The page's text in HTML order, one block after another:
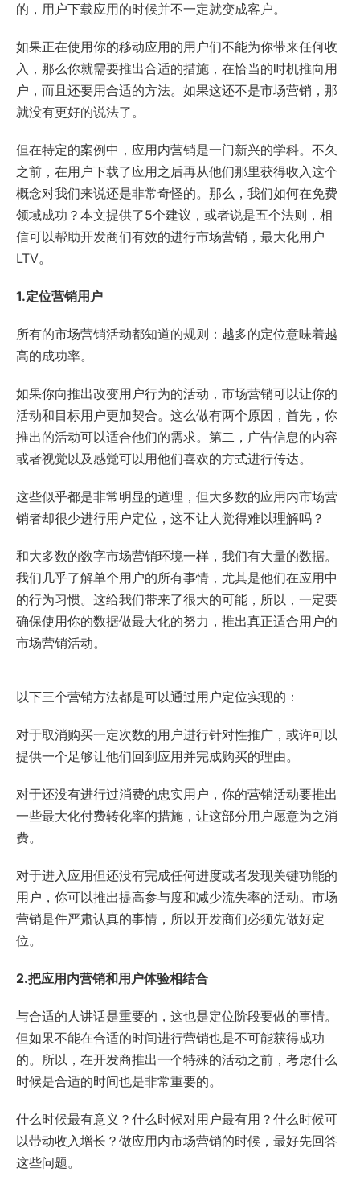
的，用户下载应用的时候并不一定就变成客户。
如果正在使用你的移动应用的用户们不能为你带来任何收
入，那么你就需要推出合适的措施，在恰当的时机推向用
户，而且还要用合适的方法。如果这还不是市场营销，那
就没有更好的说法了。
但在特定的案例中，应用内营销是一门新兴的学科。不久
之前，在用户下载了应用之后再从他们那里获得收入这个
概念对我们来说还是非常奇怪的。那么，我们如何在免费
领域成功？本文提供了5个建议，或者说是五个法则，相
信可以帮助开发商们有效的进行市场营销，最大化用户
LTV。
1.定位营销用户
所有的市场营销活动都知道的规则：越多的定位意味着越
高的成功率。
如果你向推出改变用户行为的活动，市场营销可以让你的
活动和目标用户更加契合。这么做有两个原因，首先，你
推出的活动可以适合他们的需求。第二，广告信息的内容
或者视觉以及感觉可以用他们喜欢的方式进行传达。
这些似乎都是非常明显的道理，但大多数的应用内市场营
销者却很少进行用户定位，这不让人觉得难以理解吗？
和大多数的数字市场营销环境一样，我们有大量的数据。
我们几乎了解单个用户的所有事情，尤其是他们在应用中
的行为习惯。这给我们带来了很大的可能，所以，一定要
确保使用你的数据做最大化的努力，推出真正适合用户的
市场营销活动。
以下三个营销方法都是可以通过用户定位实现的：
对于取消购买一定次数的用户进行针对性推广，或许可以
提供一个足够让他们回到应用并完成购买的理由。
对于还没有进行过消费的忠实用户，你的营销活动要推出
一些最大化付费转化率的措施，让这部分用户愿意为之消
费。
对于进入应用但还没有完成任何进度或者发现关键功能的
用户，你可以推出提高参与度和减少流失率的活动。市场
营销是件严肃认真的事情，所以开发商们必须先做好定
位。
2.把应用内营销和用户体验相结合
与合适的人讲话是重要的，这也是定位阶段要做的事情。
但如果不能在合适的时间进行营销也是不可能获得成功
的。所以，在开发商推出一个特殊的活动之前，考虑什么
时候是合适的时间也是非常重要的。
什么时候最有意义？什么时候对用户最有用？什么时候可
以带动收入增长？做应用内市场营销的时候，最好先回答
这些问题。